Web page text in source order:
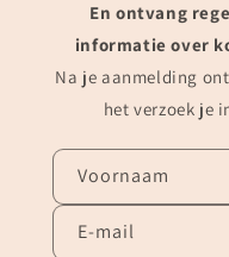
En ontvang
informatie over
Na je aanmelding
het verzoek je
Voornaam
E‑mail